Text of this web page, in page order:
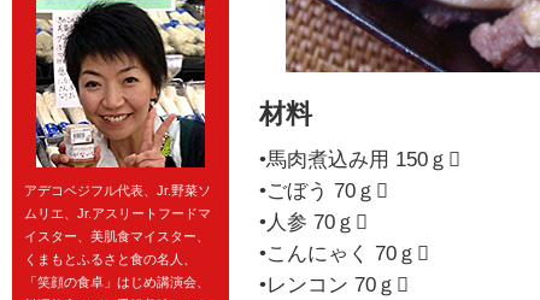
材料
•馬肉煮込み用 150ｇ
•ごぼう 70ｇ
•人参 70ｇ
•こんにゃく 70ｇ
•レンコン 70ｇ
アデコベジフル代表、Jr.野菜ソ
ムリエ、Jr.アスリートフードマ
イスター、美肌食マイスター、
くまもとふるさと食の名人、
「笑顔の食卓」はじめ講演会、